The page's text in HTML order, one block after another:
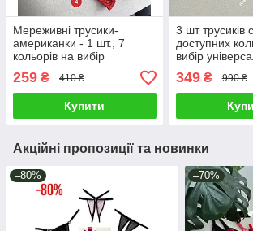
Мереживні трусики-
американки - 1 шт., 7
кольорів на вибір
259 ₴ 410 ₴
Купити
3 шт трусиків
доступних
вибір
розміру
349₴ 990 ₴
Акційні пропозиції та новинки
–80% –70%